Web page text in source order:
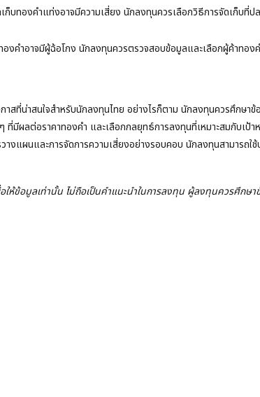
ก็บทองคำแท่งอาจมีความเสี่ยง นักลงทุนควรเลือกวิธีการจัดเก็บที่ป
งคำอาจมีผู้ฉ้อโกง นักลงทุนควรตรวจสอบข้อมูลและเลือกผู้ค้าทอง
สที่น่าสนใจสำหรับนักลงทุนไทย อย่างไรก็ตาม นักลงทุนควรศึกษาข้
มีผลต่อราคาทองคำ และเลือกกลยุทธ์การลงทุนที่เหมาะสมกับเป้า
างแผนและการจัดการความเสี่ยงอย่างรอบคอบ นักลงทุนสามารถใ
ข้อมูลเท่านั้น ไม่ถือเป็นคำแนะนำในการลงทุน ผู้ลงทุนควรศึกษ